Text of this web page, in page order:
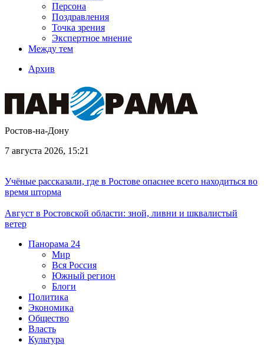
Персона
Поздравления
Точка зрения
Экспертное мнение
Между тем
Архив
Ростов-на-Дону
7 августа 2026, 15:21
Учёные рассказали, где в Ростове опаснее всего находиться во
время шторма
Август в Ростовской области: зной, ливни и шквалистый
ветер
Панорама 24
Мир
Вся Россия
Южный регион
Блоги
Политика
Экономика
Общество
Власть
Культура